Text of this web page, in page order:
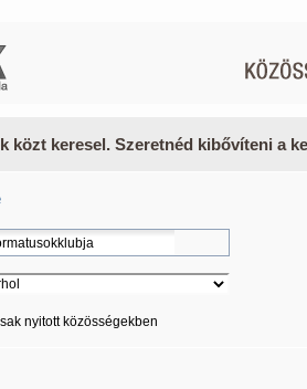
közt keresel. Szeretnéd kibővíteni a
nyitott közösségekben